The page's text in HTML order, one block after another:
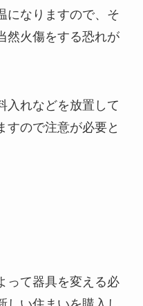
になりますので、そ
然火傷をする恐れが
入れなどを放置して
すので注意が必要と
って器具を変える必